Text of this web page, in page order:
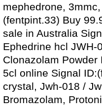
mephedrone,
(fentpint.33) Buy
sale in Australia
Ephedrine hcl JWH-
Clonazolam
5cl online Signal
crystal, Jwh-018 /
Bromazolam,